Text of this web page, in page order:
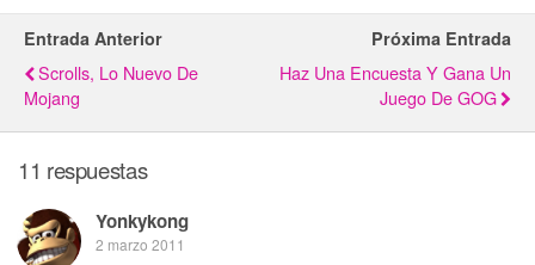
Entrada Anterior
Scrolls, Lo Nuevo De
Mojang
Próxima Entrada
Haz Una Encuesta Y Gana Un
Juego De GOG
11 respuestas
Yonkykong
2 marzo 2011